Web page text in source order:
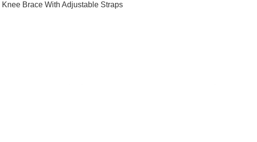
Knee Brace With Adjustable Straps